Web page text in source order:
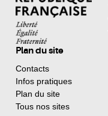
Plan du site
Contacts
Infos pratiques
Plan du site
Tous nos sites